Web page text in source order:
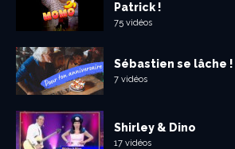
Patrick !
75 vidéos
Sébastien se lâche !
7 vidéos
Shirley & Dino
17 vidéos